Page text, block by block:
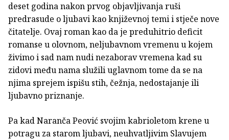
deset godina nakon prvog objavljivanja ruši
predrasude o ljubavi kao književnoj temi i stječe nove
čitatelje. Ovaj roman kao da je preduhitrio deficit
romanse u olovnom, neljubavnom vremenu u kojem
živimo i sad nam nudi nezaborav vremena kad su
zidovi među nama služili uglavnom tome da se na
njima sprejem ispišu stih, čežnja, nedostajanje ili
ljubavno priznanje.
Pa kad Naranča Peović svojim kabrioletom krene u
potragu za starom ljubavi, neuhvatljivim Slavujem